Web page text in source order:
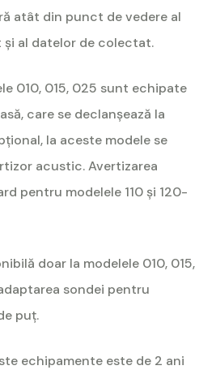
atât din punct de vedere al
al datelor de colectat.
010, 015, 025 sunt echipate
care se declanșează la
la aceste modele se
acustic. Avertizarea
pentru modelele 110 și 120-
doar la modelele 010, 015,
sondei pentru
puț.
echipamente este de 2 ani